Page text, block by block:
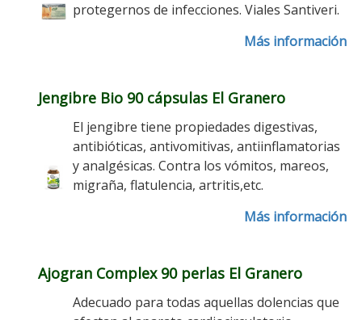
protegernos de infecciones. Viales Santiveri.
Más información
Jengibre Bio 90 cápsulas El Granero
El jengibre tiene propiedades digestivas,
antibióticas, antivomitivas, antiinflamatorias
y analgésicas. Contra los vómitos, mareos,
migraña, flatulencia, artritis,etc.
Más información
Ajogran Complex 90 perlas El Granero
Adecuado para todas aquellas dolencias que